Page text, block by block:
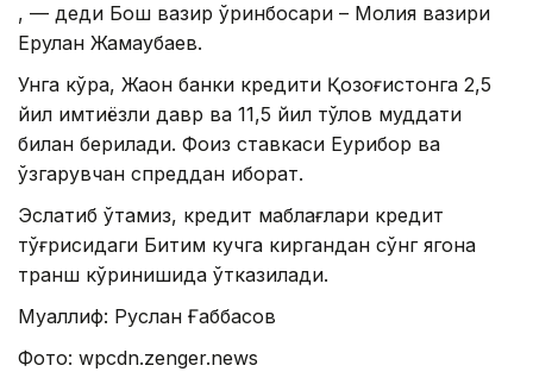
, — деди Бош вазир ўринбосари – Молия вазири
Ерулан Жамаубаев.
Унга кўра, Жаҳон банки кредити Қозоғистонга 2,5
йил имтиёзли давр ва 11,5 йил тўлов муддати
билан берилади. Фоиз ставкаси Еурибор ва
ўзгарувчан спреддан иборат.
Эслатиб ўтамиз, кредит маблағлари кредит
тўғрисидаги Битим кучга киргандан сўнг ягона
транш кўринишида ўтказилади.
Муаллиф: Руслан Ғаббасов
Фото: wpcdn.zenger.news